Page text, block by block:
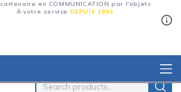
en COMMUNICATION par l'objets
À votre service DEPUIS 1992